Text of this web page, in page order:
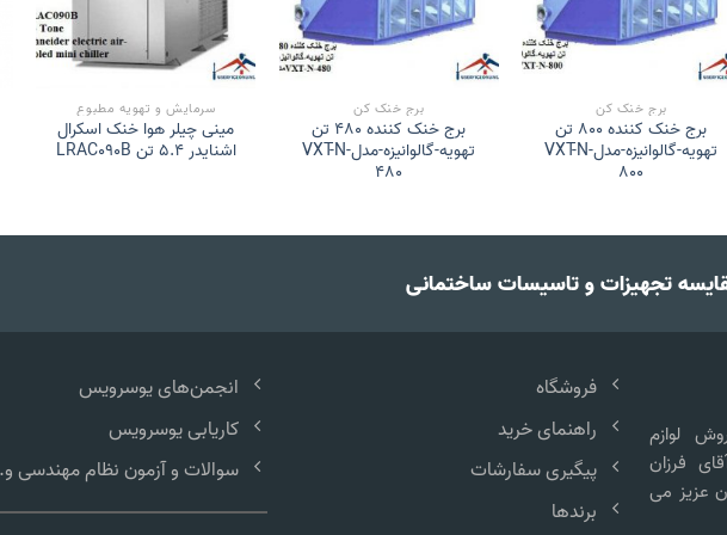
برج خنک کن
برج خنک کننده 800 تن
تهویه-گالوانیزه-مدلVXT-N-
800
برج خنک کن
برج خنک کننده 480 تن
تهویه-گالوانیزه-مدلVXT-N-
480
سرمایش و تهویه مطبوع
مینی چیلر هوا خنک اسکرال
اشنایدر 5.4 تن LRAC090B
تجهیزات و تاسیسات ساختمانی
لوازم
فرزان
عزیز می
فروشگاه
راهنمای خرید
پیگیری سفارشات
برندها
انجمن‌های یوسرویس
کاریابی یوسرویس
سوالات و آزمون نظام مهندسی